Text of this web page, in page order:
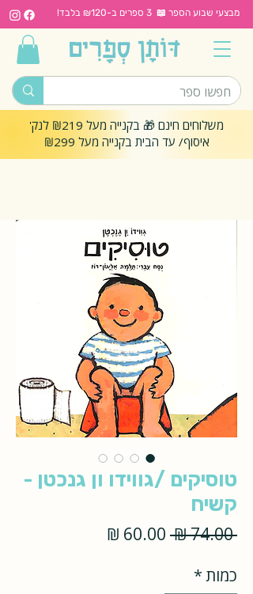
מבצעי שבוע הספר 📖 3 ספרים ב-₪120 בלבד!
משלוחים חינם 🎁 בקנייה מעל ₪219 לנק'
איסוף/ עד הבית בקנייה מעל ₪299
טוסיקים /גווידו ון גנכטן -
קשיח
‏74.00 ‏₪
מחיר
כמות*